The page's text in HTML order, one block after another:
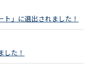
」に選出されました！
た！